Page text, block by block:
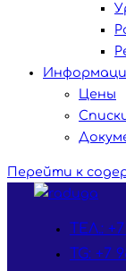
Цены
Перейти к
ТЕЛ.: +7
TG: +7